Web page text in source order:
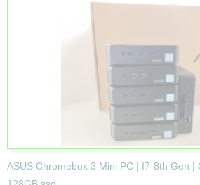
ASUS Chromebox 3 Mini PC | I7-8th Gen |